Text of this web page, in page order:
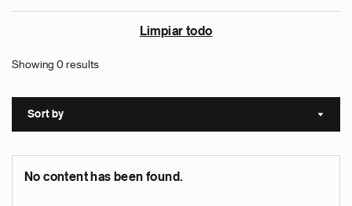
Limpiar todo
Showing 0 results
Sort by Sort
No content has been found.